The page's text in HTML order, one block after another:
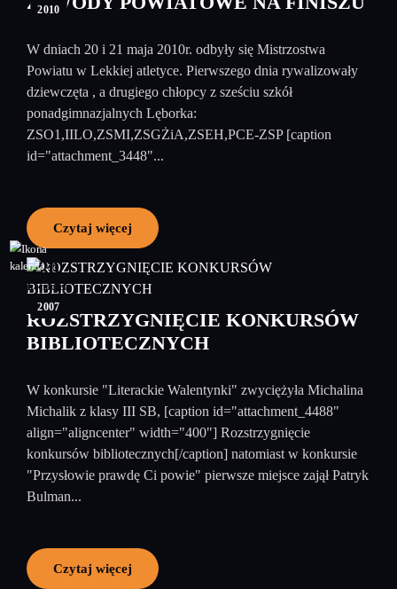
2010
W dniach 20 i 21 maja 2010r. odbyły się Mistrzostwa
Powiatu w Lekkiej atletyce. Pierwszego dnia rywalizowały
dziewczęta , a drugiego chłopcy z sześciu szkół
ponadgimnazjalnych Lęborka:
ZSO1,IILO,ZSMI,ZSGŻiA,ZSEH,PCE-ZSP [caption
id="attachment_3448"...
Czytaj więcej
20
kwiecień
2007
ROZSTRZYGNIĘCIE KONKURSÓW
BIBLIOTECZNYCH
W konkursie "Literackie Walentynki" zwyciężyła Michalina
Michalik z klasy III SB, [caption id="attachment_4488"
align="aligncenter" width="400"] Rozstrzygnięcie
konkursów bibliotecznych[/caption] natomiast w konkursie
"Przysłowie prawdę Ci powie" pierwsze miejsce zajął Patryk
Bulman...
Czytaj więcej